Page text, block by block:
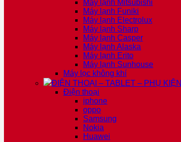
Máy lạnh Mitsubishi
Máy lạnh Funiki
Máy lạnh Electrolux
Máy lạnh Sharp
Máy lạnh Casper
Máy lạnh Alaska
Máy lạnh Erito
Máy lạnh Sunhouse
Máy lọc không khí
ĐIỆN THOẠI – TABLET – PHỤ KIỆN
Điện thoại
iphone
oppo
Samsung
Nokia
Huawei